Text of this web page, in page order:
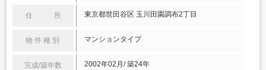
住 所 東京都世田谷区 玉川田園調布2丁目
物件種別 マンションタイプ
完成/築年数 2002年02月/ 築24年